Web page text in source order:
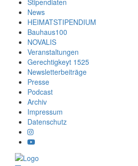
Stipendiaten
News
HEIMATSTIPENDIUM
Bauhaus100
NOVALIS
Veranstaltungen
Gerechtigkeyt 1525
Newsletterbeiträge
Presse
Podcast
Archiv
Impressum
Datenschutz